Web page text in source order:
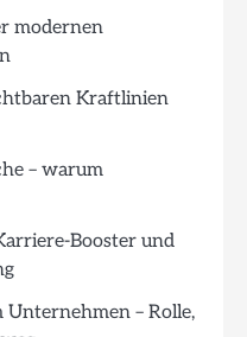
modernen
Kraftlinien
– warum
Booster und
Unternehmen – Rolle,